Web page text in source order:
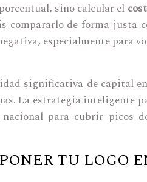
sino calcular el
compararlo de forma
especialmente para
significativa de capital
La estrategia
para cubrir picos
TU LOGO